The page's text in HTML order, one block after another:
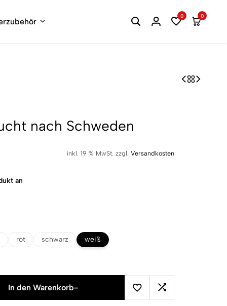
0 0
nach Schweden
inkl. 19 % MwSt. zzgl. Versandkosten
an
rot schwarz weiß
In den Warenkorb-